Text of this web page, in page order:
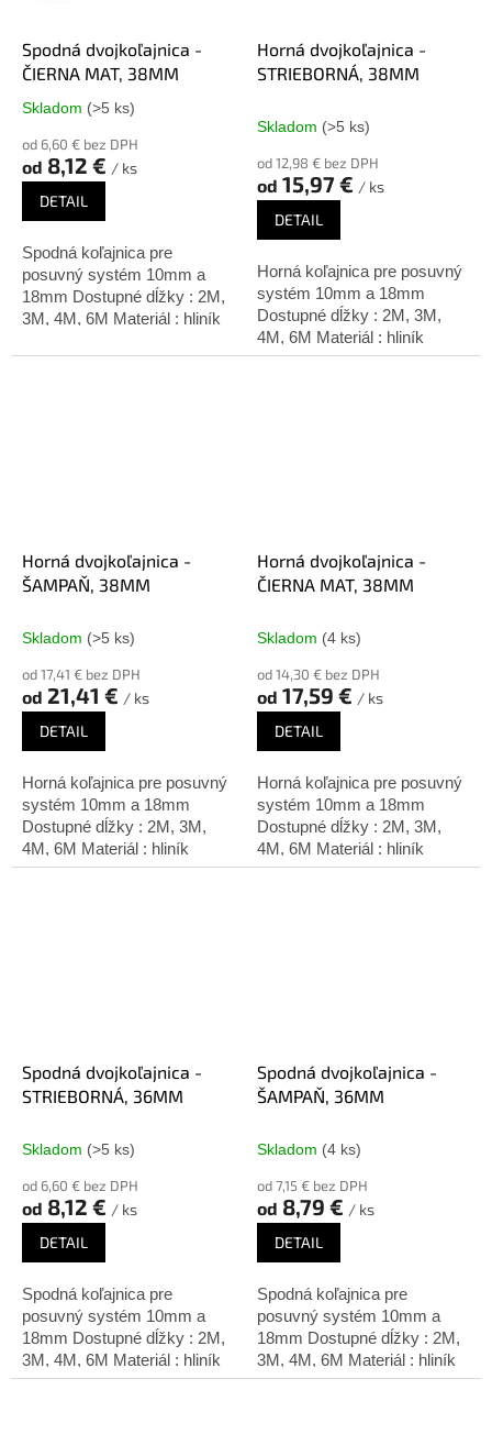
Spodná dvojkoľajnica -
ČIERNA MAT, 38MM
Priemerné
produktu
je
4,5
hviezdičiek.
Skladom (>5 ks)
od 6,60 € bez DPH
od 8,12 € / ks
DETAIL
Spodná koľajnica pre
posuvný systém 10mm a
18mm Dostupné dĺžky : 2M,
3M, 4M, 6M Materiál : hliník
Horná dvojkoľajnica -
STRIEBORNÁ, 38MM
Skladom (>5 ks)
od 12,98 € bez DPH
od 15,97 € / ks
DETAIL
Horná koľajnica pre posuvný
systém 10mm a 18mm
Dostupné dĺžky : 2M, 3M,
4M, 6M Materiál : hliník
Úprava: strieborný elox
Horná dvojkoľajnica -
ŠAMPAŇ, 38MM
Skladom (>5 ks)
od 17,41 € bez DPH
od 21,41 € / ks
DETAIL
Horná koľajnica pre posuvný
systém 10mm a 18mm
Dostupné dĺžky : 2M, 3M,
4M, 6M Materiál : hliník
Úprava: šampaň
Horná dvojkoľajnica -
ČIERNA MAT, 38MM
Skladom (4 ks)
od 14,30 € bez DPH
od 17,59 € / ks
DETAIL
Horná koľajnica pre posuvný
systém 10mm a 18mm
Dostupné dĺžky : 2M, 3M,
4M, 6M Materiál : hliník
Úprava: čierna matná
Spodná dvojkoľajnica -
STRIEBORNÁ, 36MM
Skladom (>5 ks)
od 6,60 € bez DPH
od 8,12 € / ks
DETAIL
Spodná koľajnica pre
posuvný systém 10mm a
18mm Dostupné dĺžky : 2M,
3M, 4M, 6M Materiál : hliník
Úprava: strieborný elox
Spodná dvojkoľajnica -
ŠAMPAŇ, 36MM
Skladom (4 ks)
od 7,15 € bez DPH
od 8,79 € / ks
DETAIL
Spodná koľajnica pre
posuvný systém 10mm a
18mm Dostupné dĺžky : 2M,
3M, 4M, 6M Materiál : hliník
Úprava: šampaň